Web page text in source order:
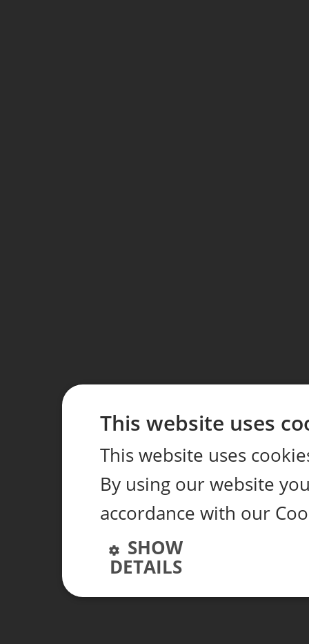
This website uses
This website uses
By using our website
accordance with our
SHOW
DETAILS